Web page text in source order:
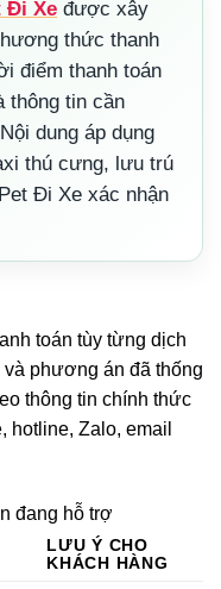
Đi Xe được xây
thức thanh
điểm thanh toán
thông tin cần
dung áp dụng
thú cưng, lưu trú
Đi Xe xác nhận
toán tùy từng dịch
phương án đã thống
thông tin chính thức
hotline, Zalo, email
đang hỗ trợ
LƯU Ý CHO
KHÁCH HÀNG